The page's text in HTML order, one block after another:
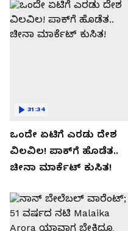
ಒಂದೇ ಏಟಿಗೆ ಎರಡು ದೇಶ
ವಿಲವಿಲ! ಪಾಕ್​​ಗೆ ಹೊಡೆತ..
ಚೀನಾ ಮಾರ್ಕೆಟ್​ ಕುಸಿತ!
31:34